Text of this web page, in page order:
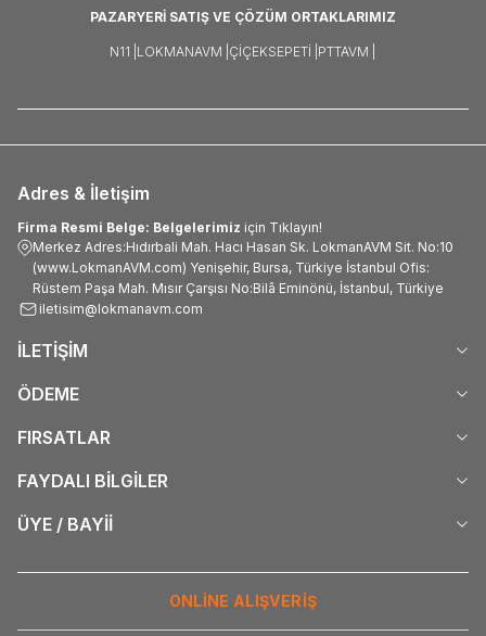
PAZARYERİ SATIŞ VE ÇÖZÜM ORTAKLARIMIZ
N11 | LOKMANAVM | ÇIÇEKSEPETI | PTTAVM |
Adres & İletişim
Firma Resmi Belge: Belgelerimiz için Tıklayın!
Merkez Adres:Hıdırbali Mah. Hacı Hasan Sk. LokmanAVM Sit. No:10
(www.LokmanAVM.com) Yenişehir, Bursa, Türkiye İstanbul Ofis:
Rüstem Paşa Mah. Mısır Çarşısı No:Bilâ Eminönü, İstanbul, Türkiye
iletisim@lokmanavm.com
İLETİŞİM
ÖDEME
FIRSATLAR
FAYDALI BİLGİLER
ÜYE / BAYİİ
ONLİNE ALIŞVERİŞ